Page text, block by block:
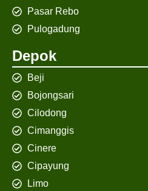
Pasar Rebo
Pulogadung
Depok
Beji
Bojongsari
Cilodong
Cimanggis
Cinere
Cipayung
Limo